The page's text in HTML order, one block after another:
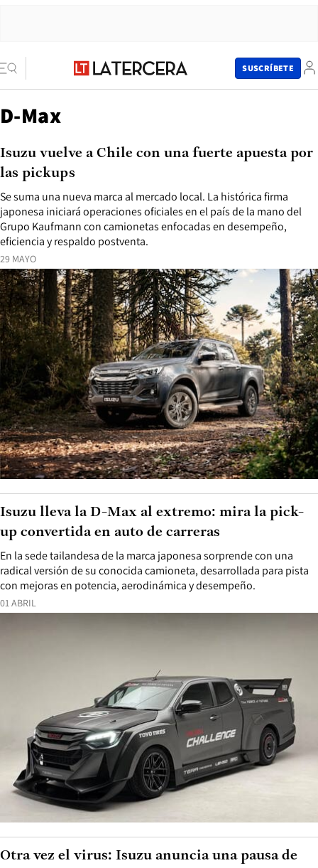
SUSCRÍBETE
D-Max
29 MAYO
Se suma una nueva marca al mercado local. La histórica firma
japonesa iniciará operaciones oficiales en el país de la mano del
Grupo Kaufmann con camionetas enfocadas en desempeño,
eficiencia y respaldo postventa.
Isuzu vuelve a Chile con una fuerte apuesta por
las pickups
01 ABRIL
En la sede tailandesa de la marca japonesa sorprende con una
radical versión de su conocida camioneta, desarrollada para pista
con mejoras en potencia, aerodinámica y desempeño.
Isuzu lleva la D-Max al extremo: mira la pick-
up convertida en auto de carreras
Otra vez el virus: Isuzu anuncia una pausa de